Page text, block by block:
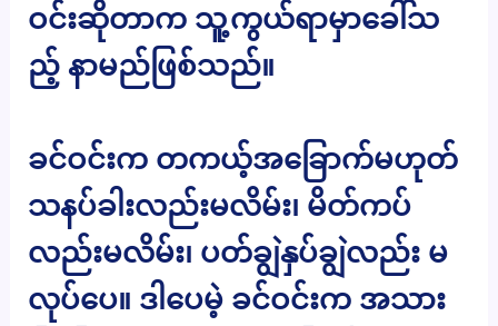
ဝင်းဆိုတာက သူ့ကွယ်ရာမှာခေါ်သ
ည့် နာမည်ဖြစ်သည်။
ခင်ဝင်းက တကယ့်အခြောက်မဟုတ်
သနပ်ခါးလည်းမလိမ်း၊ မိတ်ကပ်
လည်းမလိမ်း၊ ပတ်ချွဲနှပ်ချွဲလည်း မ
လုပ်ပေ။ ဒါပေမဲ့ ခင်ဝင်းက အသား